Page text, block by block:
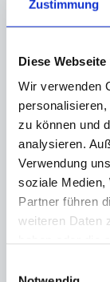
Zustimmung
Diese
Wir verwenden
zu können und
analysieren.
Verwendung
soziale Medien,
Partner führen
weiteren Daten
und ggf. ein
dieser
Thema
jederzeit
Adresse an
RECHT AUF
Sie haben
Verarbeitung